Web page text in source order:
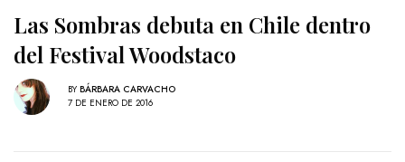
Las Sombras debuta en Chile dentro
del Festival Woodstaco
BY BÁRBARA CARVACHO
7 DE ENERO DE 2016